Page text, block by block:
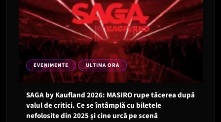
EVENIMENTE ULTIMA ORA
SAGA by Kaufland 2026: MASIRO rupe tăcerea după
valul de critici. Ce se întâmplă cu biletele
nefolosite din 2025 și cine urcă pe scenă